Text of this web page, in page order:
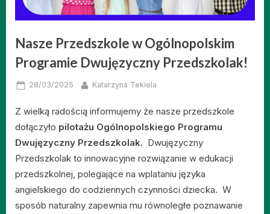
Nasze Przedszkole w Ogólnopolskim
Programie Dwujęzyczny Przedszkolak!
Posted
28/03/2025 By
Katarzyna Tekiela
Z wielką radością informujemy że nasze przedszkole
dołączyło pilotażu Ogólnopolskiego Programu
Dwujęzyczny Przedszkolak. Dwujęzyczny
Przedszkolak to innowacyjne rozwiązanie w edukacji
przedszkolnej, polegające na wplataniu języka
angielskiego do codziennych czynności dziecka. W
sposób naturalny zapewnia mu równoległe poznawanie